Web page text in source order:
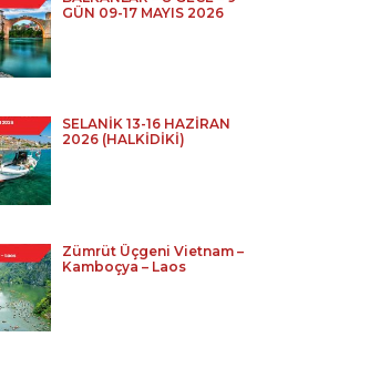
GÜN 09-17 MAYIS 2026
SELANİK 13-16 HAZİRAN
2026 (HALKİDİKİ)
Zümrüt Üçgeni Vietnam –
Kamboçya – Laos